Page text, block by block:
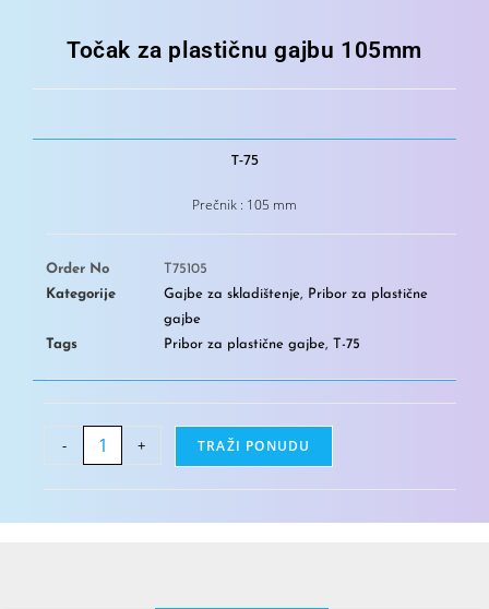
Točak za plastičnu gajbu 105mm
T-75
Prečnik : 105 mm
Order No
T75105
Kategorije
Gajbe za skladištenje, Pribor za plastične
gajbe
Tags
Pribor za plastične gajbe, T-75
- + TRAŽI PONUDU